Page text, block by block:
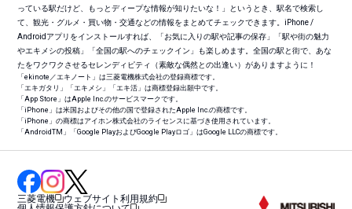
っている駅だけど、もっとディープな情報が知りたいな！」というとき、駅名で検索し
て、観光・グルメ・買い物・交通などの情報をまとめてチェックできます。iPhone /
Androidアプリをインストールすれば、「お気に入りの駅や記事の保存」「駅や街の魅力
やエキメシの投稿」「全国の駅へのチェックイン」も楽しめます。全国の駅と街で、あな
たをワクワクさせるセレンディピティ（素敵な偶然との出逢い）がありますように！
「ekinote／エキノート」は三菱電機株式会社の登録商標です。
「エキガタリ」「エキメシ」「エキ活」は商標登録出願中です。
「App Store」はApple Inc.のサービスマークです。
「iPhone」は米国およびその他の国で登録されたApple Inc.の商標です。
「iPhone」の商標はアイホン株式会社のライセンスに基づき使用されています。
「AndroidTM 」「Google PlayおよびGoogle Playロゴ」はGoogle LLCの商標です。
三菱電機
ウェブサイト利用規約